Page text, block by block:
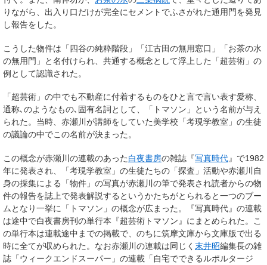
りながら、出入り口だけが完全にセメントでふさがれた通用門を発見
し報告をした。
こうした物件は「四谷の純粋階段」「江古田の無用窓口」「お茶の水
の無用門」と名付けられ、共通する概念として浮上した「超芸術」の
例として認識された。
「超芸術」の中でも不動産に付着するものをひと言で言い表す愛称、
通称､のようなもの､固有名詞として、「トマソン」という名前が与え
られた。当時、赤瀬川が講師をしていた美学校「考現学教室」の生徒
の議論の中でこの名前が決まった。
この概念が赤瀬川の連載のあった白夜書房の雑誌『写真時代』で1982
年に発表され、「考現学教室」の生徒たちの「探査」活動や赤瀬川自
身の採集による「物件」の写真が赤瀬川の筆で発表され読者からの物
件の報告を誌上で発表解説するというかたちがとられると一つのブー
ムとなり一挙に「トマソン」の概念が広まった。『写真時代』の連載
は途中で白夜書房刊の単行本『超芸術トマソン』にまとめられた。こ
の単行本は連載途中までの掲載で、のちに筑摩文庫から文庫版で出る
時に全てが収められた。なお赤瀬川の連載は同じく 末井昭編集長の雑
誌「ウィークエンドスーパー」の連載「自宅でできるルポルタージ